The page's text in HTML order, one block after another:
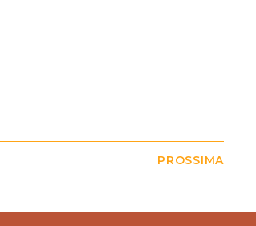
PROSSIMA